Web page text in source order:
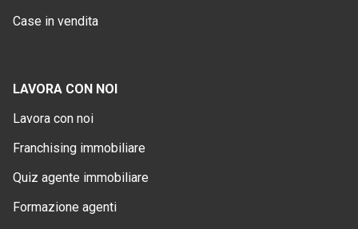
Case in vendita
LAVORA CON NOI
Lavora con noi
Franchising immobiliare
Quiz agente immobiliare
Formazione agenti